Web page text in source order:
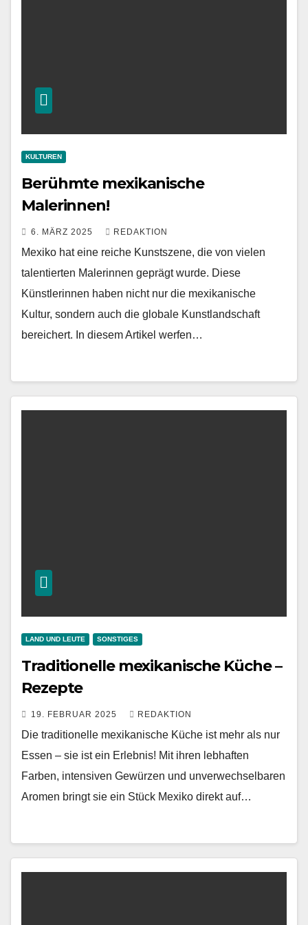
KULTUREN
Berühmte mexikanische
Malerinnen!
6. MÄRZ 2025 REDAKTION
Mexiko hat eine reiche Kunstszene, die von vielen
talentierten Malerinnen geprägt wurde. Diese
Künstlerinnen haben nicht nur die mexikanische
Kultur, sondern auch die globale Kunstlandschaft
bereichert. In diesem Artikel werfen…
LAND UND LEUTE SONSTIGES
Traditionelle mexikanische Küche –
Rezepte
19. FEBRUAR 2025 REDAKTION
Die traditionelle mexikanische Küche ist mehr als nur
Essen – sie ist ein Erlebnis! Mit ihren lebhaften
Farben, intensiven Gewürzen und unverwechselbaren
Aromen bringt sie ein Stück Mexiko direkt auf…